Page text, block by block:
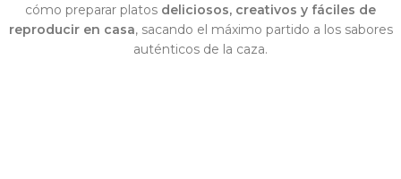
cómo preparar platos deliciosos, creativos y fáciles de
reproducir en casa, sacando el máximo partido a los sabores
auténticos de la caza.